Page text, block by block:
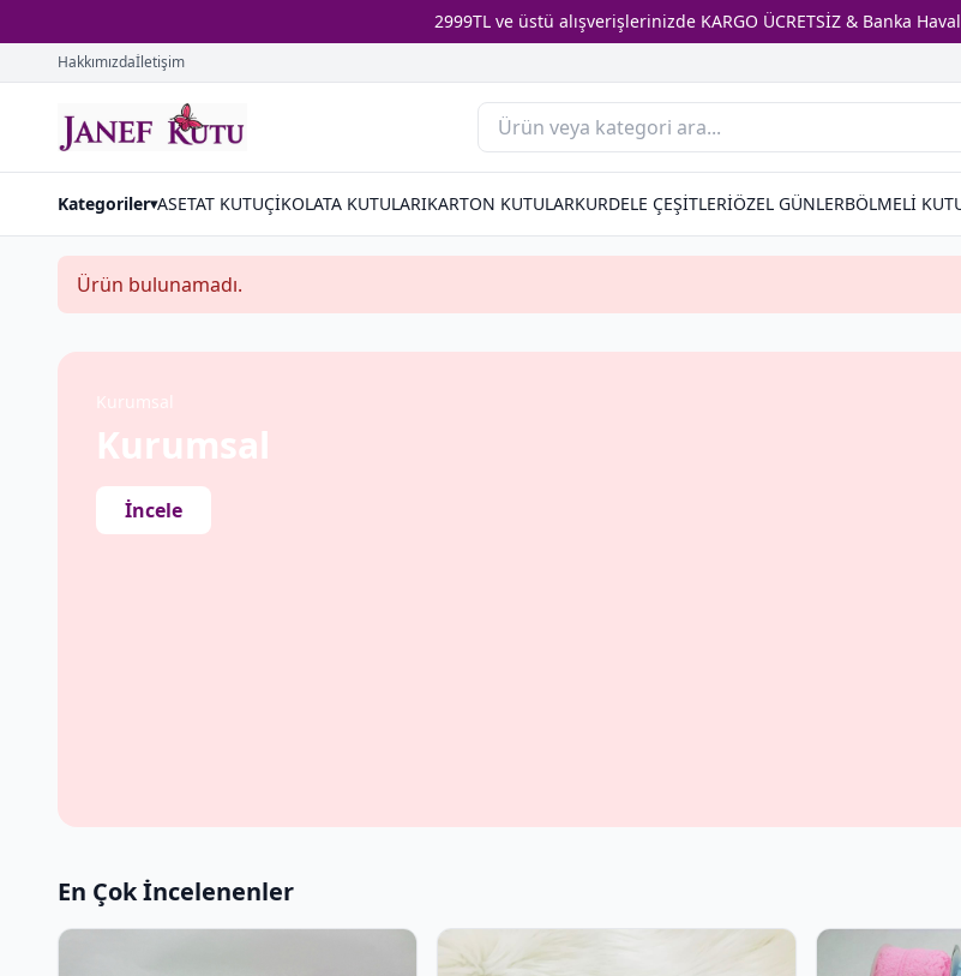
2999TL ve üstü alışverişlerinizde KARGO ÜCRETSİZ & Banka
Hakkımızdaİletişim
Kategoriler▾ASETAT KUTUÇİKOLATA KUTULARIKARTON KUTULARKURDELE ÇEŞİTLERİÖZEL GÜNLERBÖLMELİ
Ürün bulunamadı.
Kurumsal
Kurumsal
İncele
En Çok İncelenenler